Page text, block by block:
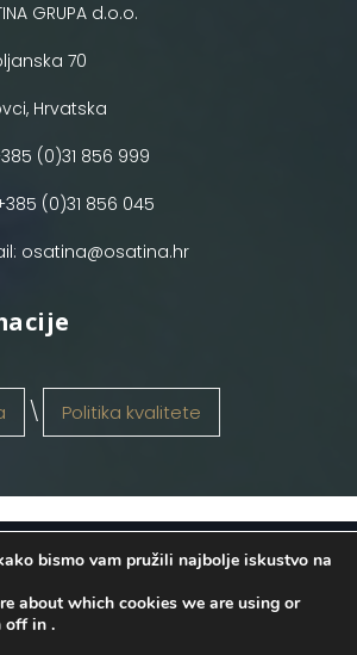
GRUPA d.o.o.
70
Hrvatska
(0)31 856 999
(0)31 856 045
osatina@osatina.hr
Politika kvalitete
d.o.o. 2026
. Configured
Osijek. Sva prava pridržana.
bismo vam pružili najbolje iskustvo na
about which cookies we are using or
off in .